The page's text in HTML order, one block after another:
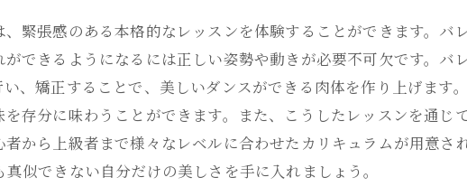
緊張感のある本格的なレッスンを体験することができます。
できるようになるには正しい姿勢や動きが必要不可欠です。
、矯正することで、美しいダンスができる肉体を作り上げます
存分に味わうことができます。また、こうしたレッスンを通
から上級者まで様々なレベルに合わせたカリキュラムが用意
似できない自分だけの美しさを手に入れましょう。